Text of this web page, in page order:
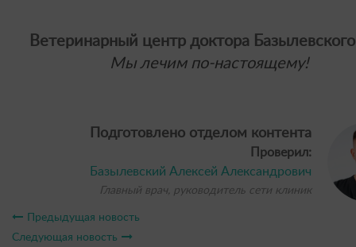
Ветеринарный центр доктора
Мы лечим по-настоящему!
Подготовлено отделом контента
Проверил:
Базылевский Алексей Александрович
Главный врач, руководитель сети клиник
Предыдущая новость
Следующая новость